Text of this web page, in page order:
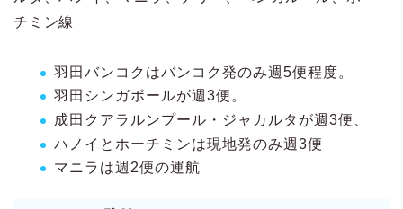
チミン線
羽田バンコクはバンコク発のみ週5便程度。
羽田シンガポールが週3便。
成田クアラルンプール・ジャカルタが週3便、
ハノイとホーチミンは現地発のみ週3便
マニラは週2便の運航